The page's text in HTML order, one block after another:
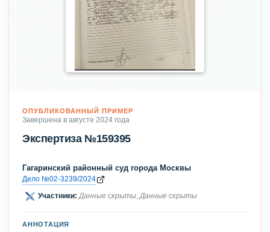
ОПУБЛИКОВАННЫЙ ПРИМЕР
Завершена в августе 2024 года
Экспертиза №159395
Гагаринский районный суд города Москвы
Дело №02-3239/2024
Участники: Данные скрыты,Данные скрыты
АННОТАЦИЯ